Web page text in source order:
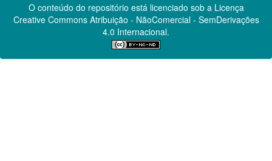
O conteúdo do repositório está licenciado sob a Licença
Creative CommonsAtribuição - NãoComercial - SemDerivações
4.0 Internacional.